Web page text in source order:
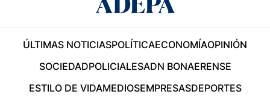
ÚLTIMAS NOTICIASPOLÍTICAECONOMÍAOPINIÓN
SOCIEDADPOLICIALESADN BONAERENSE
ESTILO DE VIDAMEDIOSEMPRESASDEPORTES